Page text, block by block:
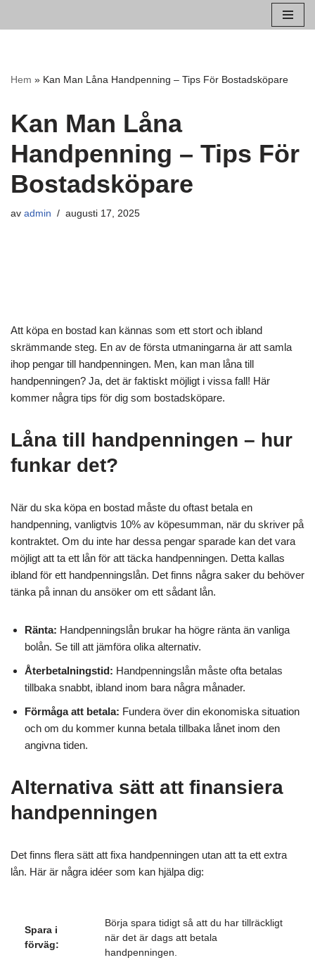
Hem » Kan Man Låna Handpenning – Tips För Bostadsköpare
Kan Man Låna
Handpenning – Tips För
Bostadsköpare
av admin augusti 17, 2025
Att köpa en bostad kan kännas som ett stort och ibland
skrämmande steg. En av de första utmaningarna är att samla
ihop pengar till handpenningen. Men, kan man låna till
handpenningen? Ja, det är faktiskt möjligt i vissa fall! Här
kommer några tips för dig som bostadsköpare.
Låna till handpenningen – hur
funkar det?
När du ska köpa en bostad måste du oftast betala en
handpenning, vanligtvis 10% av köpesumman, när du skriver på
kontraktet. Om du inte har dessa pengar sparade kan det vara
möjligt att ta ett lån för att täcka handpenningen. Detta kallas
ibland för ett handpenningslån. Det finns några saker du behöver
tänka på innan du ansöker om ett sådant lån.
Ränta: Handpenningslån brukar ha högre ränta än vanliga
bolån. Se till att jämföra olika alternativ.
Återbetalningstid: Handpenningslån måste ofta betalas
tillbaka snabbt, ibland inom bara några månader.
Förmåga att betala: Fundera över din ekonomiska situation
och om du kommer kunna betala tillbaka lånet inom den
angivna tiden.
Alternativa sätt att finansiera
handpenningen
Det finns flera sätt att fixa handpenningen utan att ta ett extra
lån. Här är några idéer som kan hjälpa dig:
Spara i
förväg:
Börja spara tidigt så att du har tillräckligt
när det är dags att betala
handpenningen.